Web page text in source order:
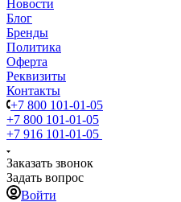
Новости
Блог
Бренды
Политика
Оферта
Реквизиты
Контакты
+7 800 101-01-05
+7 800 101-01-05
+7 916 101-01-05
Заказать звонок
Задать вопрос
Войти